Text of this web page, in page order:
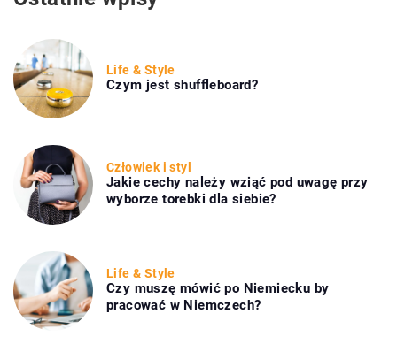
Life & Style
Czym jest shuffleboard?
Człowiek i styl
Jakie cechy należy wziąć pod uwagę przy
wyborze torebki dla siebie?
Life & Style
Czy muszę mówić po Niemiecku by
pracować w Niemczech?